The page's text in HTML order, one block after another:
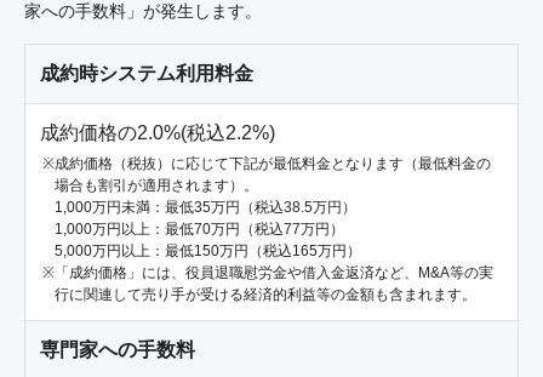
家への手数料」が発生します。
成約時システム利用料金
成約価格の2.0%(税込2.2%)
成約価格（税抜）に応じて下記が最低料金となります（最低料金の
場合も割引が適用されます）。
1,000万円未満：最低35万円（税込38.5万円）
1,000万円以上：最低70万円（税込77万円）
5,000万円以上：最低150万円（税込165万円）
「成約価格」には、役員退職慰労金や借入金返済など、M&A等の実
行に関連して売り手が受ける経済的利益等の金額も含まれます。
専門家への手数料